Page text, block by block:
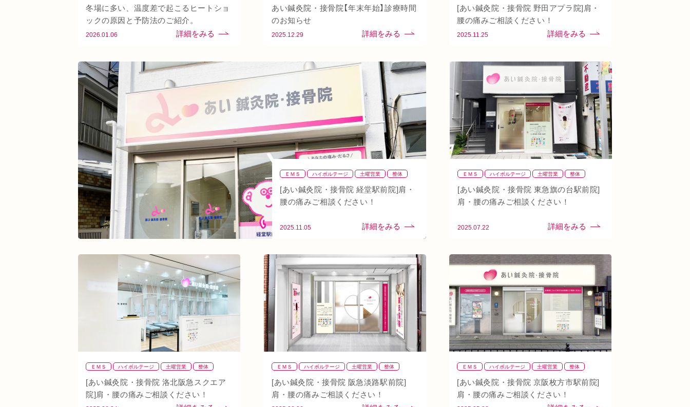
冬場に多い、温度差で起こるヒートショ
ックの原因と予防法のご紹介。
2026.01.06
あい鍼灸院・接骨院【年末年始】診療時間
のお知らせ
2025.12.29
整骨
肩 背骨矯正 腰 血流改善
鍼灸
頭痛
首 駅近 骨盤矯正
[あい鍼灸院・接骨院 野田アプラ院]肩・
腰の痛みご相談ください！
2025.11.25
ＥＭＳ ハイボルテージ 土曜営業
整体
整骨
肩 背骨矯正 腰
血流改善
鍼灸
頭痛 首 駅近 骨盤矯正
[あい鍼灸院・接骨院 経堂駅前院]肩・
腰の痛みご相談ください！
2025.11.05
ＥＭＳ ハイボルテージ 土曜営業
整体
整骨
肩 背骨矯正 腰 血流改善
鍼灸
頭痛
首 駅近 骨盤矯正
[あい鍼灸院・接骨院 東急旗の台駅前院]
肩・腰の痛みご相談ください！
2025.07.22
ＥＭＳ ハイボルテージ 土曜営業
整体
整骨
肩 背骨矯正 腰 血流改善
鍼灸
頭痛
首 駅近 骨盤矯正
[あい鍼灸院・接骨院 洛北阪急スクエア
院]肩・腰の痛みご相談ください！
ＥＭＳ ハイボルテージ 土曜営業
整体
整骨
肩 背骨矯正 腰 血流改善
鍼灸
頭痛
首 駅近 骨盤矯正
[あい鍼灸院・接骨院 阪急淡路駅前院]
肩・腰の痛みご相談ください！
ＥＭＳ ハイボルテージ 土曜営業
整体
整骨
肩 背骨矯正 腰 血流改善
鍼灸
頭痛
首 駅近 骨盤矯正
[あい鍼灸院・接骨院 京阪枚方市駅前院]
肩・腰の痛みご相談ください！